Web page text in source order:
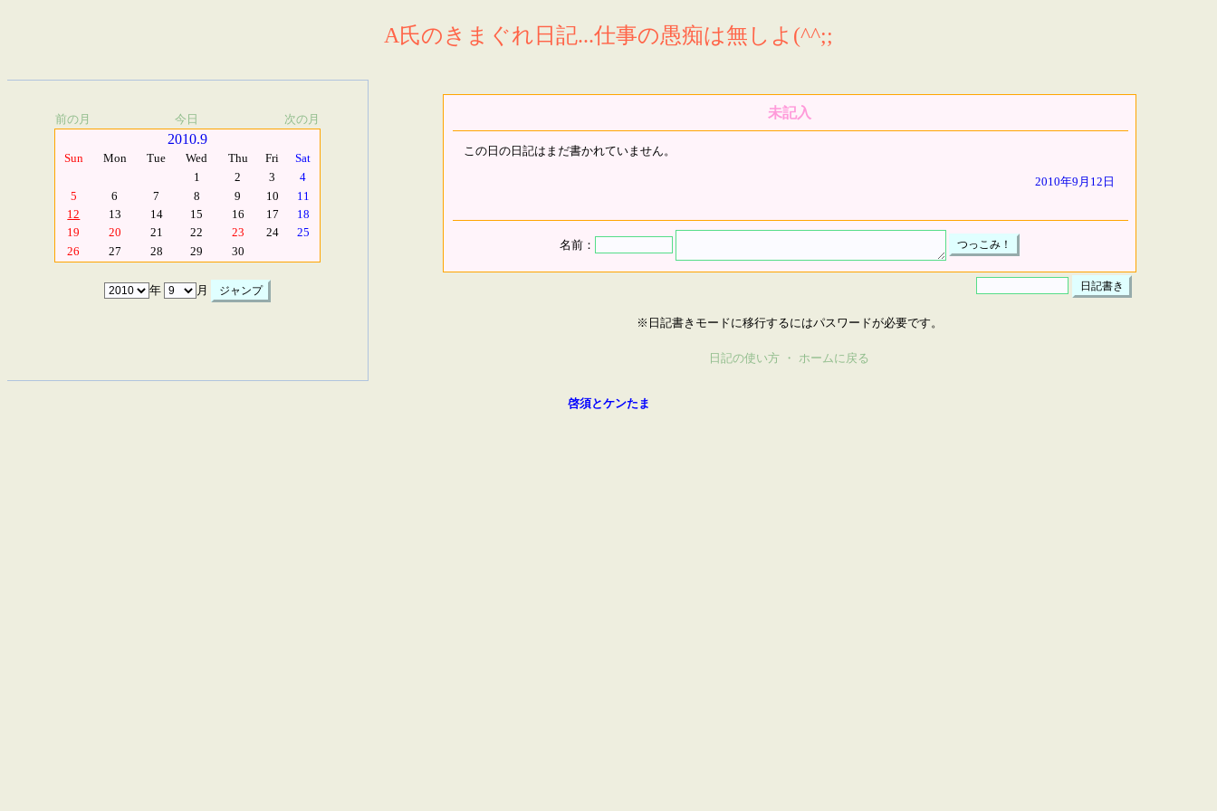
A氏のきまぐれ日記...仕事の愚痴は無しよ(^^;;
前の月 今日 次の月
2010.9
Sun Mon Tue Wed Thu Fri
Sat
1
2 3
4
5
6 7 8 9 10
11
12
13 14 15 16 17
18
19
20 21 22 23 24
25
26
27 28 29 30
年 月
未記入
この日の日記はまだ書かれていません。
2010年9月12日
名前：
※日記書きモードに移行するにはパスワードが必要です。
日記の使い方 ・ ホームに戻る
啓須とケンたま